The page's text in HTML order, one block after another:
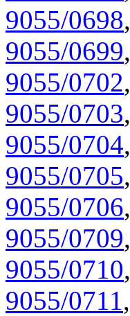
9055/0698,
9055/0699,
9055/0702,
9055/0703,
9055/0704,
9055/0705,
9055/0706,
9055/0709,
9055/0710,
9055/0711,